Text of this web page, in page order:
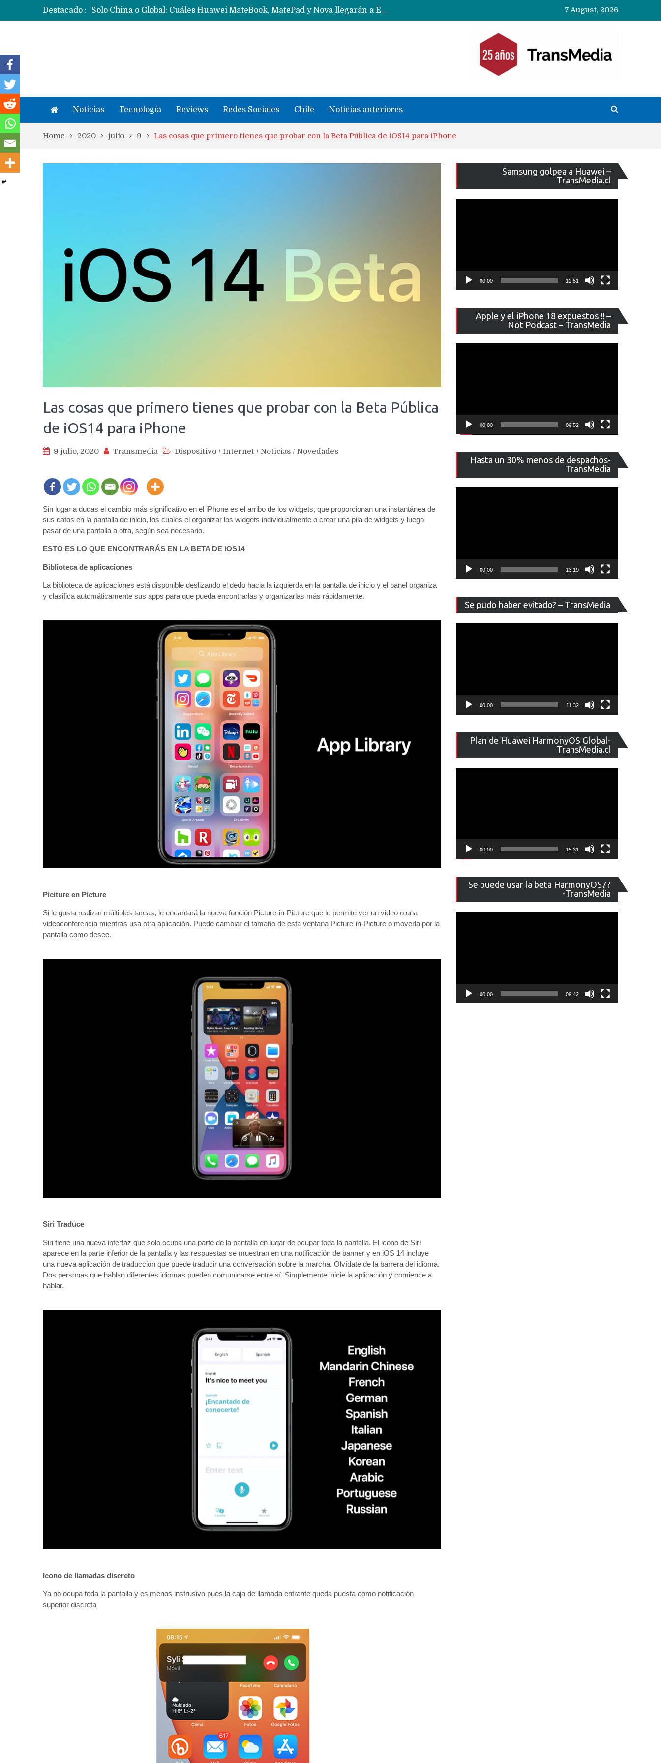
Destacado :
Data Centers de Huawei en Chile, México, Brasil,Perú y Argentina podrían verse afectados por arremetida de EE.UU
Fabricantes suben precios de teléfonos y ganan más dinero en un mercado donde Xiaomi alerta por no mejorar ventas
7 August, 2026
Noticias Tecnología Reviews Redes Sociales Chile Noticias anteriores
Home 2020 julio 9 Las cosas que primero tienes que probar con la Beta Pública de iOS14 para iPhone
Las cosas que primero tienes que probar con la Beta Pública
de iOS14 para iPhone
9 julio, 2020 Transmedia Dispositivo / Internet / Noticias / Novedades
Sin lugar a dudas el cambio más significativo en el iPhone es el arribo de los widgets, que proporcionan una instantánea de
sus datos en la pantalla de inicio, los cuales el organizar los widgets individualmente o crear una pila de widgets y luego
pasar de una pantalla a otra, según sea necesario.
ESTO ES LO QUE ENCONTRARÁS EN LA BETA DE iOS14
Biblioteca de aplicaciones
La biblioteca de aplicaciones está disponible deslizando el dedo hacia la izquierda en la pantalla de inicio y el panel organiza
y clasifica automáticamente sus apps para que pueda encontrarlas y organizarlas más rápidamente.
Piciture en Picture
Si le gusta realizar múltiples tareas, le encantará la nueva función Picture-in-Picture que le permite ver un video o una
videoconferencia mientras usa otra aplicación. Puede cambiar el tamaño de esta ventana Picture-in-Picture o moverla por la
pantalla como desee.
Siri Traduce
Siri tiene una nueva interfaz que solo ocupa una parte de la pantalla en lugar de ocupar toda la pantalla. El icono de Siri
aparece en la parte inferior de la pantalla y las respuestas se muestran en una notificación de banner y en iOS 14 incluye
una nueva aplicación de traducción que puede traducir una conversación sobre la marcha. Olvídate de la barrera del idioma.
Dos personas que hablan diferentes idiomas pueden comunicarse entre sí. Simplemente inicie la aplicación y comience a
hablar.
Icono de llamadas discreto
Ya no ocupa toda la pantalla y es menos instrusivo pues la caja de llamada entrante queda puesta como notificación
superior discreta
Samsung golpea a Huawei –
TransMedia.cl
de
vídeo
00:00 12:51
Apple y el iPhone 18 expuestos !! –
Not Podcast – TransMedia
de
vídeo
00:00 09:52
Hasta un 30% menos de despachos-
TransMedia
de
vídeo
00:00 13:19
Se pudo haber evitado? – TransMedia
de
vídeo
00:00 11:32
Plan de Huawei HarmonyOS Global-
TransMedia.cl
de
vídeo
00:00 15:31
Se puede usar la beta HarmonyOS7?
-TransMedia
de
vídeo
00:00 09:42